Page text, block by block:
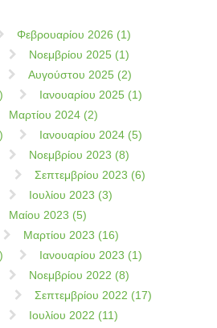
Φεβρουαρίου 2026 (1)
Νοεμβρίου 2025 (1)
Αυγούστου 2025 (2)
Ιανουαρίου 2025 (1)
Μαρτίου 2024 (2)
Ιανουαρίου 2024 (5)
Νοεμβρίου 2023 (8)
Σεπτεμβρίου 2023 (6)
Ιουλίου 2023 (3)
Μαίου 2023 (5)
Μαρτίου 2023 (16)
Ιανουαρίου 2023 (1)
Νοεμβρίου 2022 (8)
Σεπτεμβρίου 2022 (17)
Ιουλίου 2022 (11)